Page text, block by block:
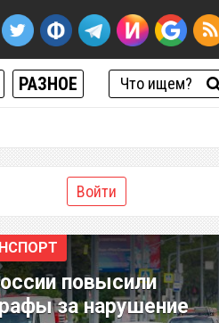
РАЗНОЕ
Войти
повысили
за нарушение